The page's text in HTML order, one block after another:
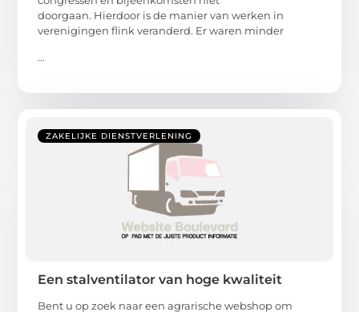
doorgaan. Hierdoor is de manier van werken in
verenigingen flink veranderd. Er waren minder
...
ZAKELIJKE DIENSTVERLENING
Een stalventilator van hoge kwaliteit
Bent u op zoek naar een agrarische webshop om